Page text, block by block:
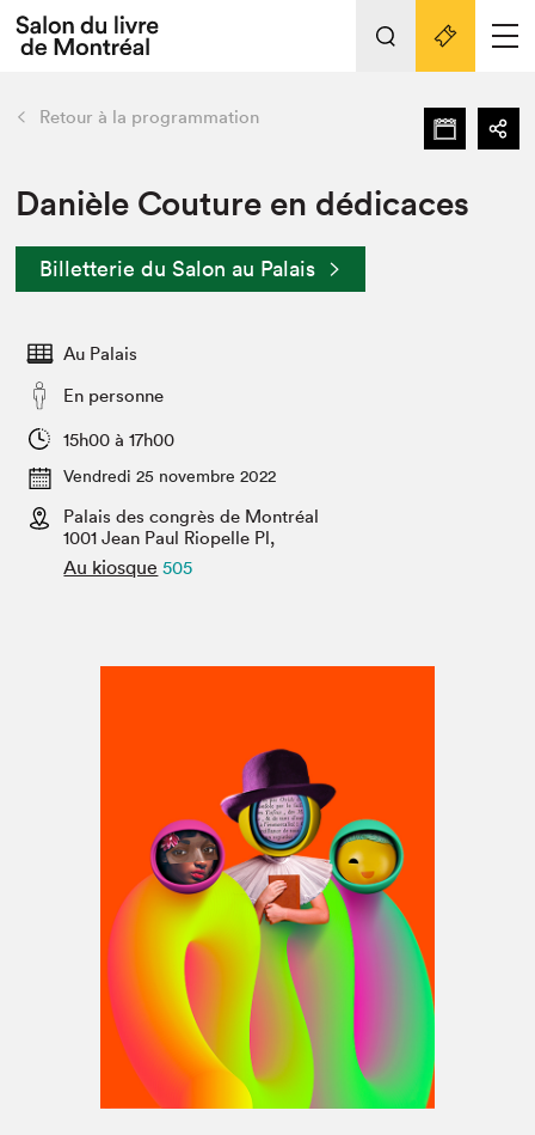
Espace exposant⋅e⋅s
Espace enseignant·e·s
Espace médias
L'événement
Préparer sa visite au Salon
Actualités
SLM PRO
retour Nos activités
Préparer sa visite
Salon dans la ville et en ligne
Projets partenaires
Liens pratiques
Retour à la programmation
Danièle Couture en dédicaces
Billetterie du Salon au Palais
Au Palais
En personne
15h00 à 17h00
Vendredi 25 novembre 2022
Palais des congrès de Montréal
1001 Jean Paul Riopelle Pl,
Au kiosque 505